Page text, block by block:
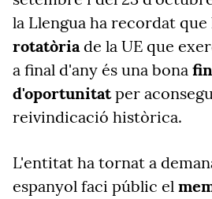
la Llengua ha recordat que
rotatòriade la UE que
a final d'any és una bona
d'oportunitatper
reivindicació històrica.
L'entitat ha tornat a
espanyol faci públic el